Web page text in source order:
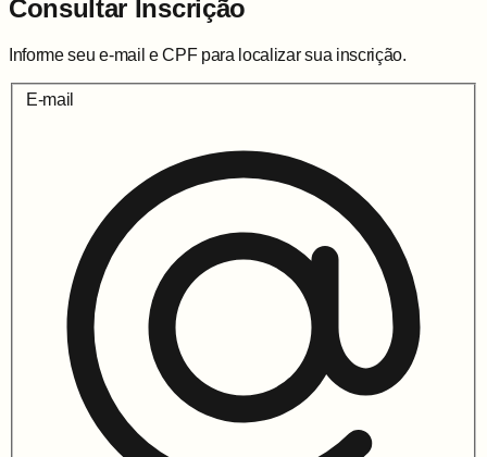
Consultar Inscrição
Informe seu e-mail e CPF para localizar sua inscrição.
E-mail